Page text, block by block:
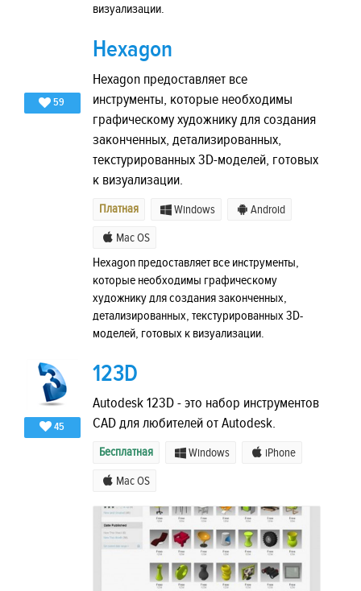
визуализации.
59
Hexagon
Hexagon предоставляет все
инструменты, которые необходимы
графическому художнику для создания
законченных, детализированных,
текстурированных 3D-моделей, готовых
к визуализации.
Платная Windows Android
Mac OS
Hexagon предоставляет все инструменты,
которые необходимы графическому
художнику для создания законченных,
детализированных, текстурированных 3D-
моделей, готовых к визуализации.
45
123D
Autodesk 123D - это набор инструментов
CAD для любителей от Autodesk.
Бесплатная Windows iPhone
Mac OS